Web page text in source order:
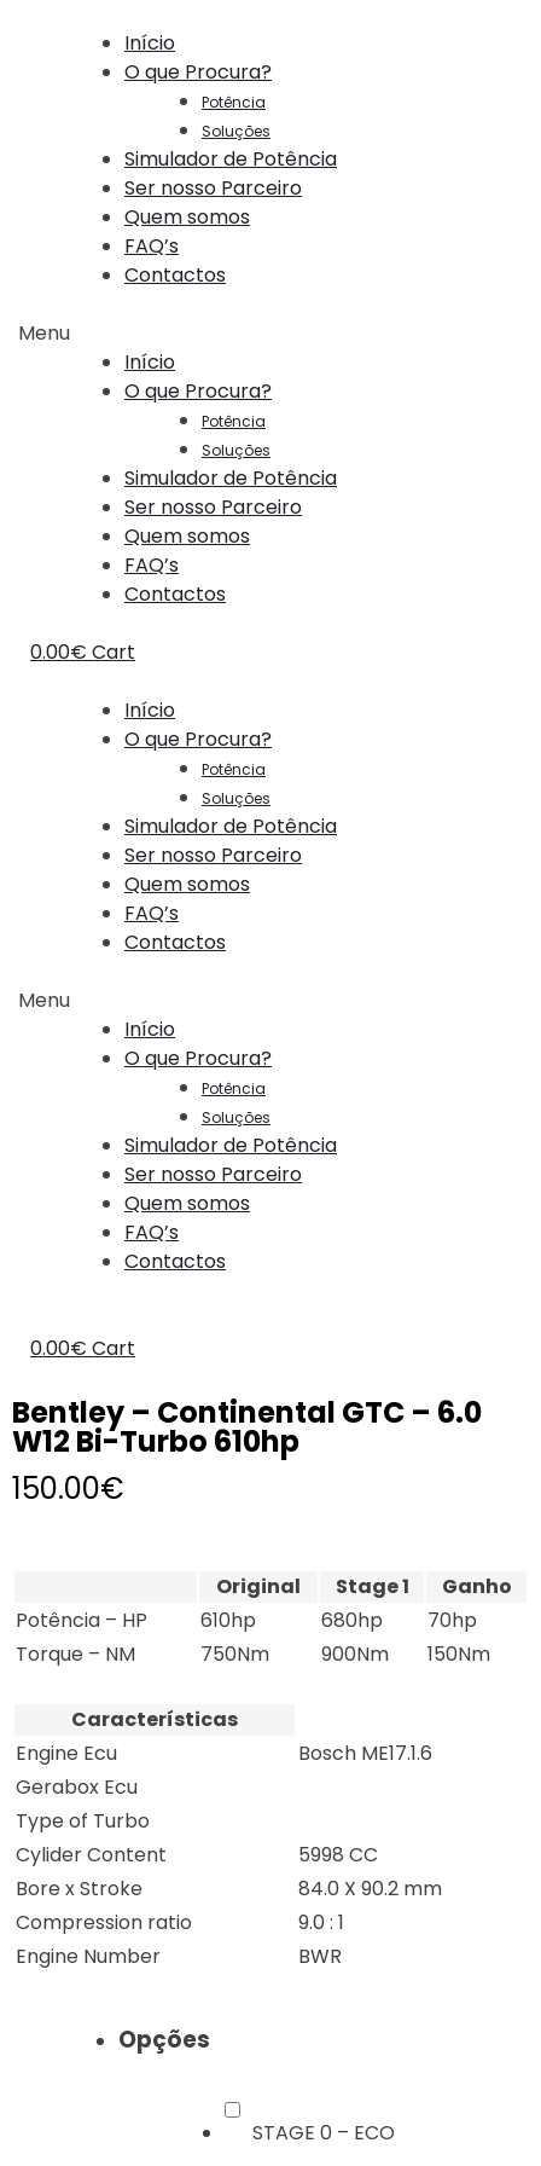
Início
O que Procura?
Potência
Soluções
Simulador de Potência
Ser nosso Parceiro
Quem somos
FAQ’s
Contactos
Menu
Início
O que Procura?
Potência
Soluções
Simulador de Potência
Ser nosso Parceiro
Quem somos
FAQ’s
Contactos
0.00€ Cart
Início
O que Procura?
Potência
Soluções
Simulador de Potência
Ser nosso Parceiro
Quem somos
FAQ’s
Contactos
Menu
Início
O que Procura?
Potência
Soluções
Simulador de Potência
Ser nosso Parceiro
Quem somos
FAQ’s
Contactos
0.00€ Cart
Bentley – Continental GTC – 6.0
W12 Bi-Turbo 610hp
150.00€
Original Stage 1
Ganho
Potência – HP
610hp 680hp
70hp
Torque – NM
750Nm 900Nm 150Nm
Características
Engine Ecu
Bosch ME17.1.6
Gerabox Ecu
Type of Turbo
Cylider Content
5998 CC
Bore x Stroke
84.0 X 90.2 mm
Compression ratio
9.0 : 1
Engine Number
BWR
Opções
STAGE 0 – ECO